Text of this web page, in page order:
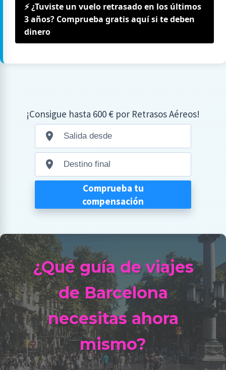
⚡ ¿Tuviste un vuelo retrasado en los últimos
3 años? Comprueba gratis aquí si te deben
dinero
¿Qué guía de viajes
de Barcelona
necesitas ahora
mismo?